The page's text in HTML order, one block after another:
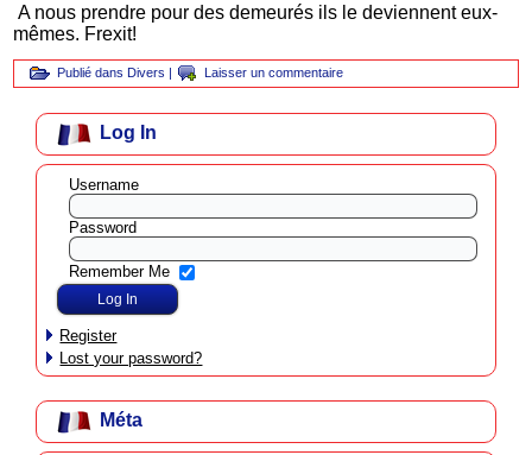
A nous prendre pour des demeurés ils le deviennent eux-
mêmes. Frexit!
Publié dans Divers | Laisser un commentaire
Log In
Username
Password
Remember Me
Register
Lost your password?
Méta